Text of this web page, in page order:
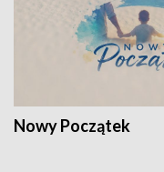
Nowy Początek